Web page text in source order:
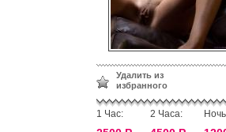
Удалить из
избранного
1 Час: 2 Часа: